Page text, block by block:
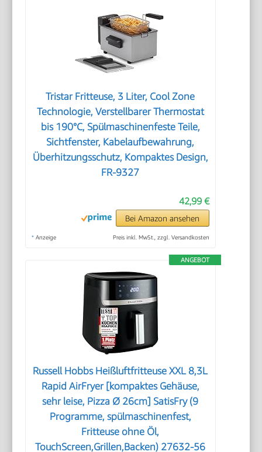
Tristar Fritteuse, 3 Liter, Cool Zone
Technologie, Verstellbarer Thermostat
bis 190°C, Spülmaschinenfeste Teile,
Sichtfenster, Kabelaufbewahrung,
Überhitzungsschutz, Kompaktes Design,
FR-9327
42,99 €
Bei Amazon ansehen
* Anzeige Preis inkl. MwSt., zzgl. Versandkosten
ANGEBOT
Russell Hobbs Heißluftfritteuse XXL 8,3L
Rapid AirFryer [kompaktes Gehäuse,
sehr leise, Pizza Ø 26cm] SatisFry (9
Programme, spülmaschinenfest,
Fritteuse ohne Öl,
TouchScreen,Grillen,Backen) 27632-56